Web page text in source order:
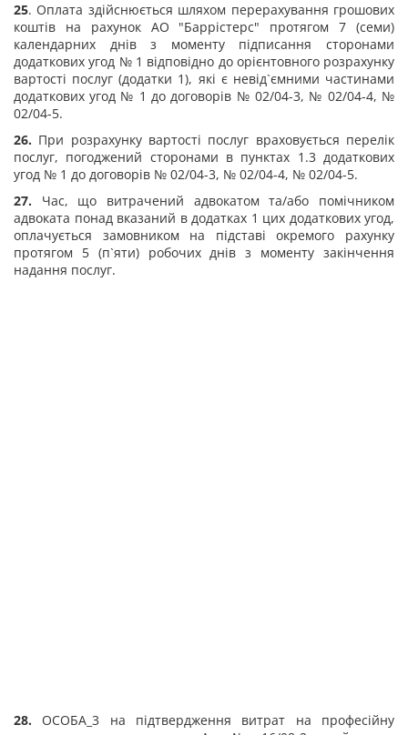
25. Оплата здійснюється шляхом перерахування грошових
коштів на рахунок АО "Баррістерс" протягом 7 (семи)
календарних днів з моменту підписання сторонами
додаткових угод № 1 відповідно до орієнтовного розрахунку
вартості послуг (додатки 1), які є невід`ємними частинами
додаткових угод № 1 до договорів № 02/04-3, № 02/04-4, №
02/04-5.
26. При розрахунку вартості послуг враховується перелік
послуг, погоджений сторонами в пунктах 1.3 додаткових
угод № 1 до договорів № 02/04-3, № 02/04-4, № 02/04-5.
27. Час, що витрачений адвокатом та/або помічником
адвоката понад вказаний в додатках 1 цих додаткових угод,
оплачується замовником на підставі окремого рахунку
протягом 5 (п`яти) робочих днів з моменту закінчення
надання послуг.
28. ОСОБА_3 на підтвердження витрат на професійну